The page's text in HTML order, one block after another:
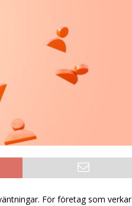
För företag som verkar